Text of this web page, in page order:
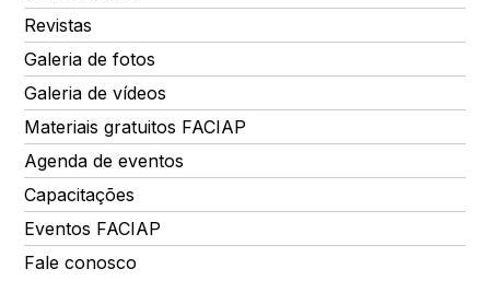
Revistas
Galeria de fotos
Galeria de vídeos
Materiais gratuitos FACIAP
Agenda de eventos
Capacitações
Eventos FACIAP
Fale conosco